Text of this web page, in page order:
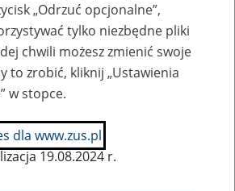
„Odrzuć opcjonalne”,
tylko niezbędne pliki
chwili możesz zmienić swoje
to zrobić, kliknij „Ustawienia
w stopce.
dla www.zus.pl
19.08.2024 r.